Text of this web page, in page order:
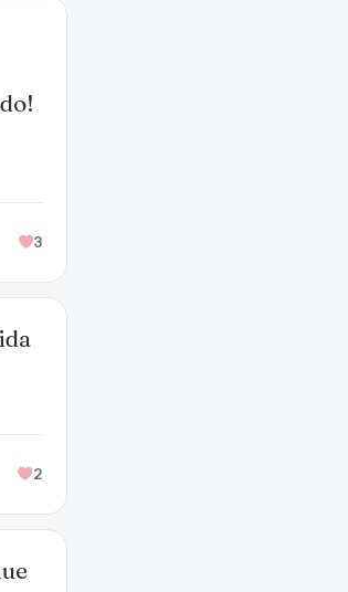
3
2